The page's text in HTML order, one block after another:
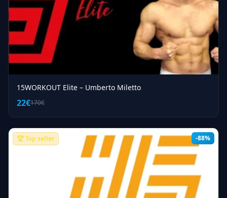
15WORKOUT Elite – Umberto Miletto
22€170€
-88%
🏆 Top seller